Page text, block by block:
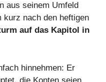
aus seinem Umfeld
kurz nach den heftigen
auf das Kapitol in
hinnehmen: Er